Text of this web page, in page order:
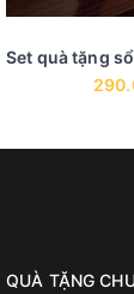
QUÀ TẶNG